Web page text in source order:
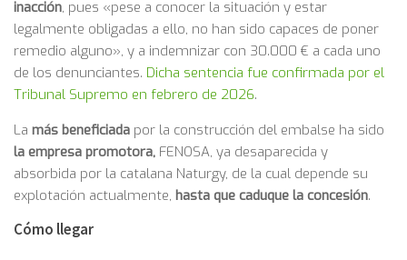
inacción, pues «pese a conocer la situación y estar
legalmente obligadas a ello, no han sido capaces de poner
remedio alguno», y a indemnizar con 30.000 € a cada uno
de los denunciantes. Dicha sentencia fue confirmada por el
Tribunal Supremo en febrero de 2026.
La más beneficiada por la construcción del embalse ha sido
la empresa promotora, FENOSA, ya desaparecida y
absorbida por la catalana Naturgy, de la cual depende su
explotación actualmente, hasta que caduque la concesión.
Cómo llegar